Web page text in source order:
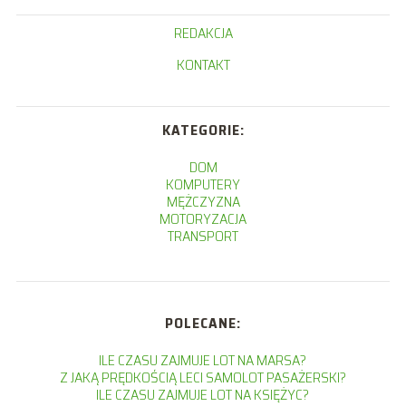
REDAKCJA
KONTAKT
KATEGORIE:
DOM
KOMPUTERY
MĘŻCZYZNA
MOTORYZACJA
TRANSPORT
POLECANE:
ILE CZASU ZAJMUJE LOT NA MARSA?
Z JAKĄ PRĘDKOŚCIĄ LECI SAMOLOT PASAŻERSKI?
ILE CZASU ZAJMUJE LOT NA KSIĘŻYC?